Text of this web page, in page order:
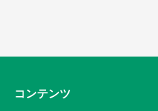
コンテンツ